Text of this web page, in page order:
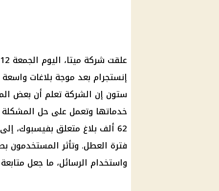
إنستجرام بعد موجة بلاغات
ستون إن الشركة تعلم أن بعض
خدماتها وتعمل على حل
فترة العطل. وتأثر المستخدمون
واستخدام الرسائل، ما جعل